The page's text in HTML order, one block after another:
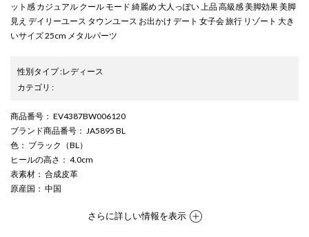
ット感 カジュアル クール モード 綺麗め 大人っぽい 上品 高級感 美脚効果 美脚
見え デイリーユース タウンユース お出かけ デート 女子会 旅行 リゾート 大き
いサイズ 25cm メタルパーツ
性別タイプ:レディース
カテゴリ :
商品番号 ： EV4387BW006120
ブランド商品番号 ： JA5895 BL
色 ： ブラック（BL）
ヒールの高さ ： 4.0cm
表素材 ： 合成皮革
原産国 ： 中国
さらに詳しい情報を表示